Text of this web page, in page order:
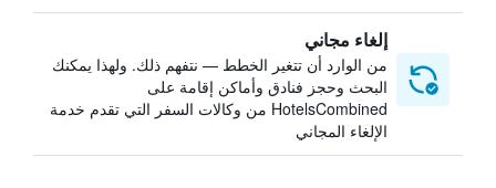
إلغاء مجاني
من الوارد أن تتغير الخطط — نتفهم ذلك. ولهذا يمكنك
البحث وحجز فنادق وأماكن إقامة على
HotelsCombined من وكالات السفر التي تقدم خدمة
الإلغاء المجاني